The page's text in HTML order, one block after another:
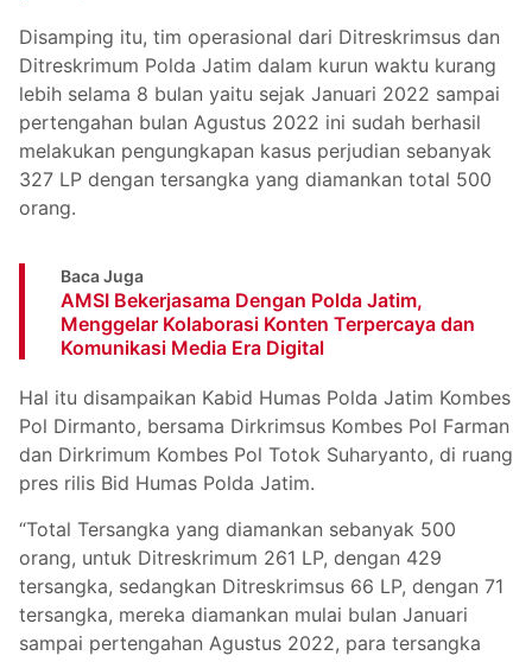
Disamping itu, tim operasional dari Ditreskrimsus dan
Ditreskrimum Polda Jatim dalam kurun waktu kurang
lebih selama 8 bulan yaitu sejak Januari 2022 sampai
pertengahan bulan Agustus 2022 ini sudah berhasil
melakukan pengungkapan kasus perjudian sebanyak
327 LP dengan tersangka yang diamankan total 500
orang.
Baca Juga
AMSI Bekerjasama Dengan Polda Jatim,
Menggelar Kolaborasi Konten Terpercaya dan
Komunikasi Media Era Digital
Hal itu disampaikan Kabid Humas Polda Jatim Kombes
Pol Dirmanto, bersama Dirkrimsus Kombes Pol Farman
dan Dirkrimum Kombes Pol Totok Suharyanto, di ruang
pres rilis Bid Humas Polda Jatim.
“Total Tersangka yang diamankan sebanyak 500
orang, untuk Ditreskrimum 261 LP, dengan 429
tersangka, sedangkan Ditreskrimsus 66 LP, dengan 71
tersangka, mereka diamankan mulai bulan Januari
sampai pertengahan Agustus 2022, para tersangka